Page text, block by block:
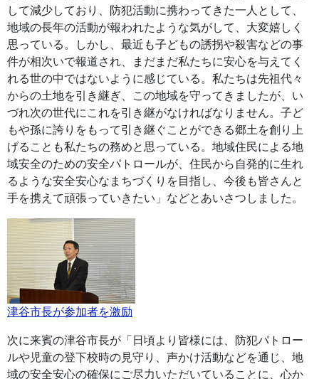
して減少しており、防犯活動に携わってきた一人として、
地域の長年の活動が報われたような気がして、大変嬉しく
思っている。しかし、最近も子どもの誘拐や殺害などの事
件が相次いで報道され、まだまだ私たちに安心を与えてく
れる世の中ではないように感じている。私たちは先祖代々
からの土地を引き継ぎ、この地域を守ってきましたが、い
づれ次の世代にこれを引き継がなければなりません。子ど
もや孫に誇りをもって引き継ぐことができる郷土を創り上
げることも私たちの務めと思っている。地域住民による地
域安全のための安全パトロールが、住民から自発的に生れ
るような安全安心なまちづくりを目指し、今後も皆さんと
手を携えて頑張っていきたい」などとあいさつしました。
津谷市長が参加者を激励
次に来賓の津谷市長が「日頃より皆様には、防犯パトロー
ルや児童の登下校時の見守り、声かけ活動などを通じ、地
域の安全安心の確保にご尽力いただいていることに、心か